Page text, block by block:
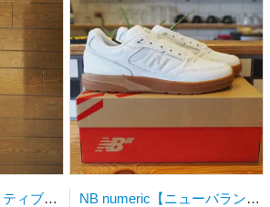
PRIMITIVE【プリミティブ】スケートボードデッキ MOTA LYNX BLUE 8.0×31.75wb14.18 NB numeric【ニューバランス】スケートシューズ UN933WWB 27.0cm